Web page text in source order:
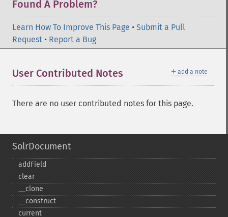
Found A Problem?
Learn How To Improve This Page • Submit a Pull
Request • Report a Bug
＋ add a note
User Contributed Notes
There are no user contributed notes for this page.
SolrDocument
addField
clear
_​_​clone
_​_​construct
current